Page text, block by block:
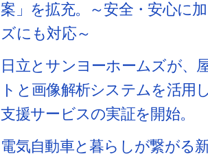
案」を拡充。～安全・安心に
ズにも対応～
日立とサンヨーホームズが、
トと画像解析システムを活用
支援サービスの実証を開始。
電気自動車と暮らしが繋がる